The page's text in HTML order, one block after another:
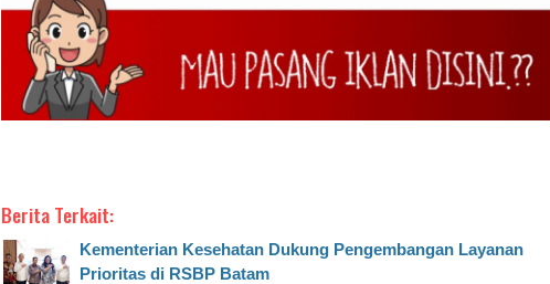
Berita Terkait:
Kementerian Kesehatan Dukung Pengembangan Layanan
Prioritas di RSBP Batam